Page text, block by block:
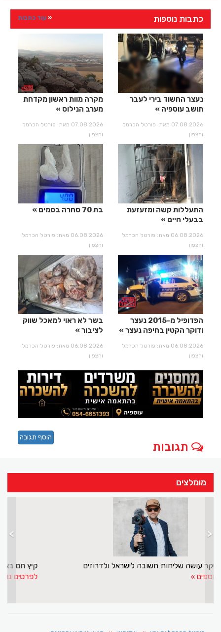
כתבות נוספות עוד כתבות
נעצר החשוד בירי לעבר
תושב עוספיה
07.08.2026 מאת: פורטל הכרמל
והצפון
מקרה מוות ראשון מקדחת
מערב הנילוס
07.08.2026 מאת: פורטל הכרמל
והצפון
התעללות קשה ומזעזעת
בבעלי חיים
06.08.2026 מאת: פורטל הכרמל
והצפון
בת 70 סחרה בסמים
06.08.2026 מאת: פורטל הכרמל
והצפון
הפדופיל מ-2015 נעצר
ודוקר הקטין בחיפה נעצר
06.08.2026 מאת: פורטל הכרמל
והצפון
בשר לא ראוי למאכל שווק
לציבור
06.08.2026 מאת: פורטל הכרמל
והצפון
תגובות
הוסף תגובה
מומלצים
מנסור אשקר עושה שליחות חשובה לישראל ולדרוזים
לפרטים נוספים
> <